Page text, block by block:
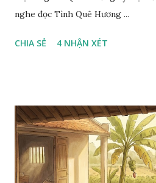
nghe đọc Tình Quê Hương ...
CHIA SẺ 4 NHẬN XÉT